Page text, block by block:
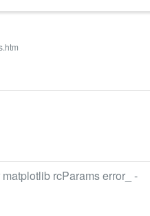
rcParams error_ -